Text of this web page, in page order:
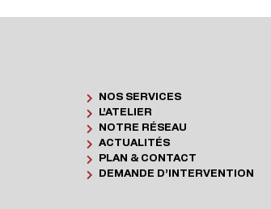
NOS SERVICES
L’ATELIER
NOTRE RÉSEAU
ACTUALITÉS
PLAN & CONTACT
DEMANDE D’INTERVENTION